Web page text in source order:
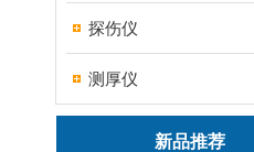
探伤仪
测厚仪
新品推荐